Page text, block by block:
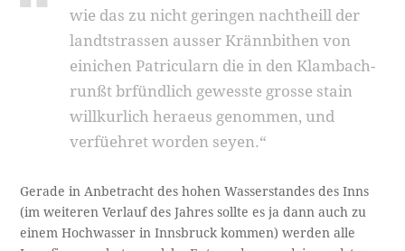
wie das zu nicht geringen nachtheill der
landtstrassen ausser Krännbithen von
einichen Patricularn die in den Klambach-
runßt brfündlich gewesste grosse stain
willkurlich heraeus genommen, und
verfüehret worden seyen.“
Gerade in Anbetracht des hohen Wasserstandes des Inns
(im weiteren Verlauf des Jahres sollte es ja dann auch zu
einem Hochwasser in Innsbruck kommen) werden alle